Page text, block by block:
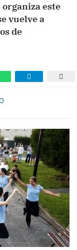
organiza este
vuelve a
de